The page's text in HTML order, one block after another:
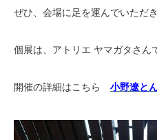
ぜひ、会場に足を運んでいただ
個展は、アトリエ ヤマガタさん
開催の詳細はこちら 小野遼と